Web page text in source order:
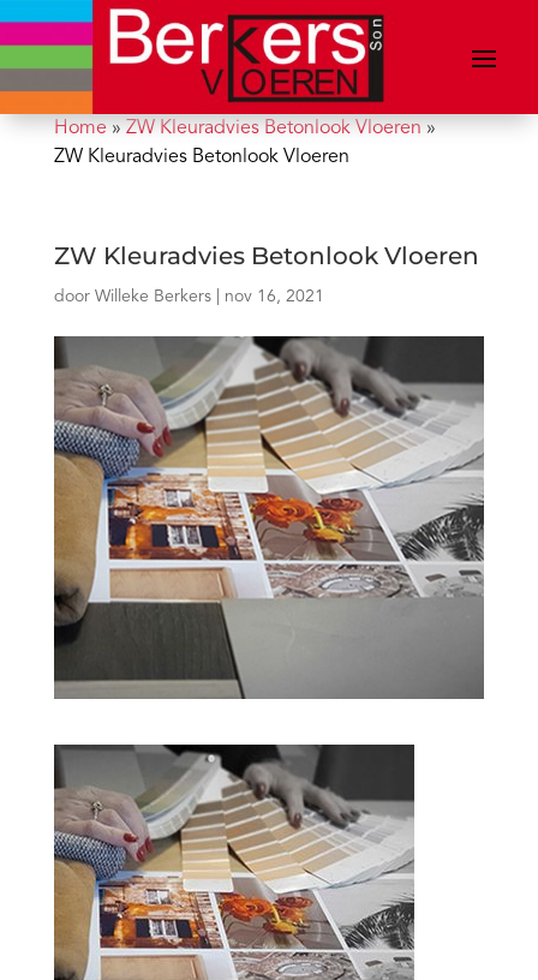
Home» ZW Kleuradvies Betonlook Vloeren »
ZW Kleuradvies Betonlook Vloeren
ZW Kleuradvies Betonlook Vloeren
door Willeke Berkers| nov 16, 2021